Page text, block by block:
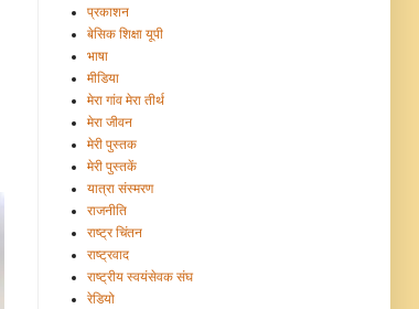
प्रकाशन
बेसिक शिक्षा यूपी
भाषा
मीडिया
मेरा गांव मेरा तीर्थ
मेरा जीवन
मेरी पुस्तक
मेरी पुस्तकें
यात्रा संस्मरण
राजनीति
राष्ट्र चिंतन
राष्ट्रवाद
राष्ट्रीय स्वयंसेवक संघ
रेडियो